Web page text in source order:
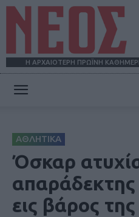
Η ΑΡΧΑΙΟΤΕΡΗ ΠΡΩΪΝΗ
ΑΘΛΗΤΙΚΑ
Όσκαρ
απαράδεκτης
εις βάρος